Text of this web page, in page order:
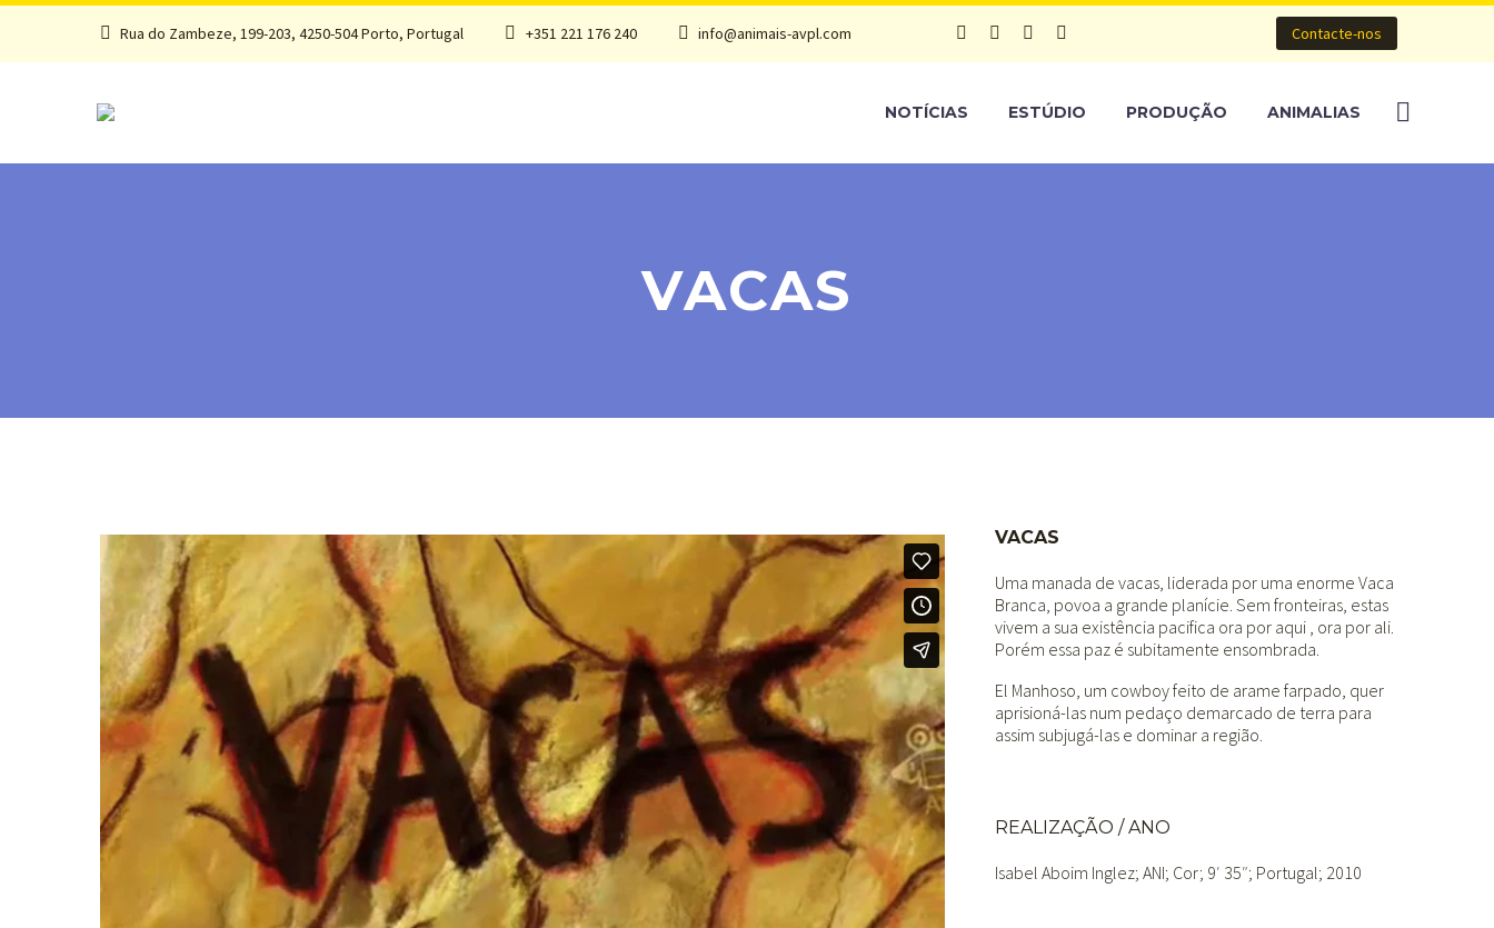
Rua do Zambeze, 199-203, 4250-504 Porto, Portugal +351 221 176 240 info@animais-avpl.com Contacte-nos
NOTÍCIAS ESTÚDIO PRODUÇÃO ANIMALIAS
VACAS
VACAS
Uma manada de vacas, liderada por uma enorme Vaca
Branca, povoa a grande planície. Sem fronteiras, estas
vivem a sua existência pacifica ora por aqui , ora por ali.
Porém essa paz é subitamente ensombrada.
El Manhoso, um cowboy feito de arame farpado, quer
aprisioná-las num pedaço demarcado de terra para
assim subjugá-las e dominar a região.
REALIZAÇÃO / ANO
Isabel Aboim Inglez; ANI; Cor; 9′ 35″; Portugal; 2010